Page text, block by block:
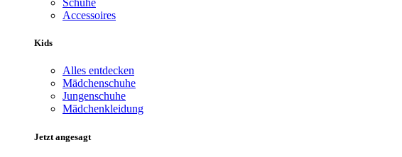
Schuhe
Accessoires
Kids
Alles entdecken
Mädchenschuhe
Jungenschuhe
Mädchenkleidung
Jetzt angesagt